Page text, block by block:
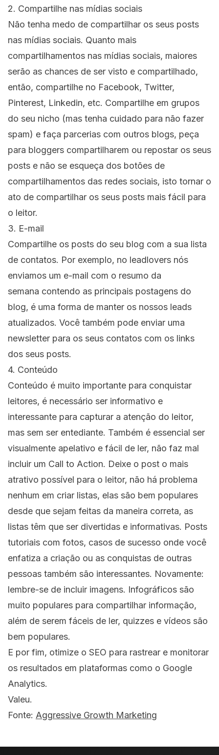
2. Compartilhe nas mídias sociais
Não tenha medo de compartilhar os seus posts
nas mídias sociais. Quanto mais
compartilhamentos nas mídias sociais, maiores
serão as chances de ser visto e compartilhado,
então, compartilhe no Facebook, Twitter,
Pinterest, Linkedin, etc. Compartilhe em grupos
do seu nicho (mas tenha cuidado para não fazer
spam) e faça parcerias com outros blogs, peça
para bloggers compartilharem ou repostar os seus
posts e não se esqueça dos botões de
compartilhamentos das redes sociais, isto tornar o
ato de compartilhar os seus posts mais fácil para
o leitor.
3. E-mail
Compartilhe os posts do seu blog com a sua lista
de contatos. Por exemplo, no leadlovers nós
enviamos um e-mail com o resumo da
semana contendo as principais postagens do
blog, é uma forma de manter os nossos leads
atualizados. Você também pode enviar uma
newsletter para os seus contatos com os links
dos seus posts.
4. Conteúdo
Conteúdo é muito importante para conquistar
leitores, é necessário ser informativo e
interessante para capturar a atenção do leitor,
mas sem ser entediante. Também é essencial ser
visualmente apelativo e fácil de ler, não faz mal
incluir um Call to Action. Deixe o post o mais
atrativo possível para o leitor, não há problema
nenhum em criar listas, elas são bem populares
desde que sejam feitas da maneira correta, as
listas têm que ser divertidas e informativas. Posts
tutoriais com fotos, casos de sucesso onde você
enfatiza a criação ou as conquistas de outras
pessoas também são interessantes. Novamente:
lembre-se de incluir imagens. Infográficos são
muito populares para compartilhar informação,
além de serem fáceis de ler, quizzes e vídeos são
bem populares.
E por fim, otimize o SEO para rastrear e monitorar
os resultados em plataformas como o Google
Analytics.
Valeu.
Fonte: Aggressive Growth Marketing